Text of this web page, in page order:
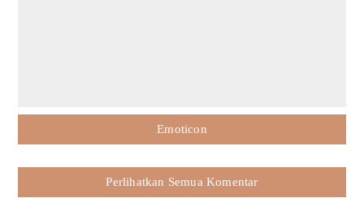
Emoticon
Perlihatkan Semua Komentar